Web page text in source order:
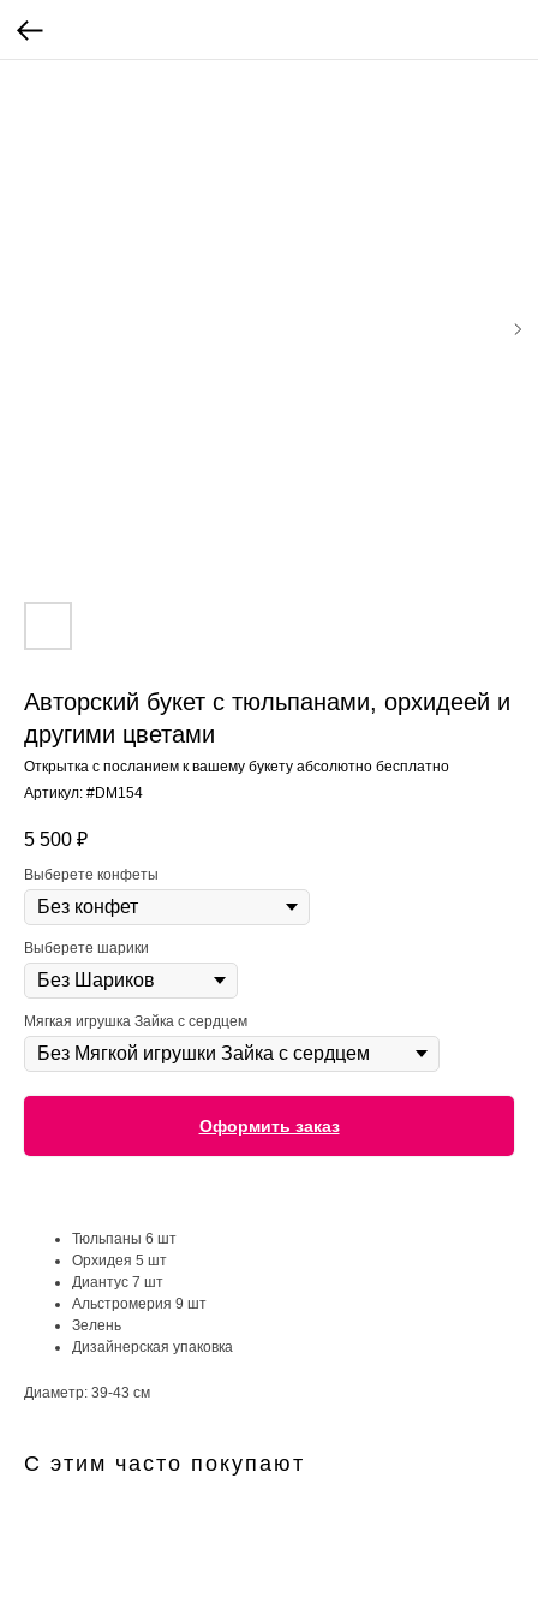
Авторский букет с тюльпанами, орхидеей и
другими цветами
Открытка с посланием к вашему букету абсолютно бесплатно
Артикул: #DM154
5 500 ₽
Выберете конфеты
Выберете шарики
Мягкая игрушка Зайка с сердцем
Оформить заказ
Тюльпаны 6 шт
Орхидея 5 шт
Диантус 7 шт
Альстромерия 9 шт
Зелень
Дизайнерская упаковка
Диаметр: 39-43 см
С этим часто покупают